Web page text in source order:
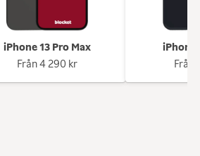
iPhone 13 Pro Max
Från4 290 kr
iPhone
Från